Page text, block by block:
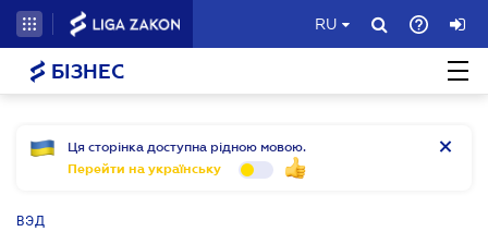
RU
БІЗНЕС
Ця сторінка доступна рідною мовою.
Перейти на українську
ВЭД